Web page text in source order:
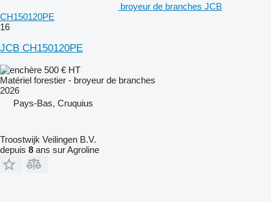
broyeur de branches JCB
CH150120PE
16
JCB CH150120PE
500 € HT
Matériel forestier - broyeur de branches
2026
Pays-Bas, Cruquius
Troostwijk Veilingen B.V.
depuis 8 ans sur Agroline